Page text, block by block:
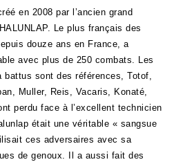
en 2008 par l’ancien grand
Le plus français des
douze ans en France, a
avec plus de 250 combats. Les
battus sont des références, Totof,
Muller, Reis, Vacaris, Konaté,
perdu face à l’excellent technicien
était une véritable « sangsue
ces adversaires avec sa
de genoux.
Il a aussi fait des